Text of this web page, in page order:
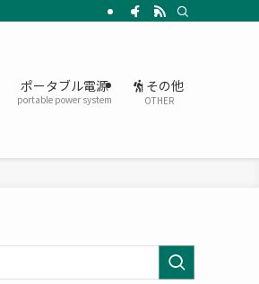
ポータブル電源
portable power system
その他
OTHER